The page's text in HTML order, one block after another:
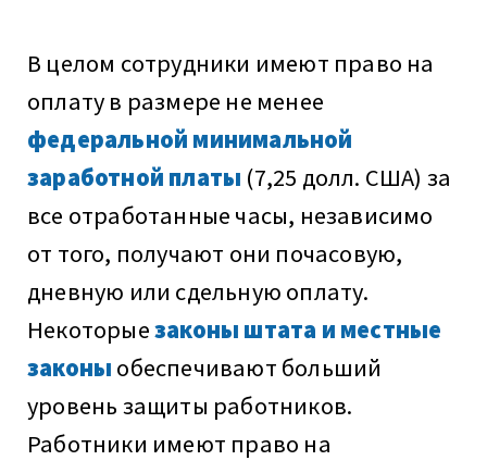
В целом сотрудники имеют право на
оплату в размере не менее
федеральной минимальной
заработной платы (7,25 долл. США) за
все отработанные часы, независимо
от того, получают они почасовую,
дневную или сдельную оплату.
Некоторыезаконы штата и местные
законы обеспечивают больший
уровень защиты работников.
Работники имеют право на